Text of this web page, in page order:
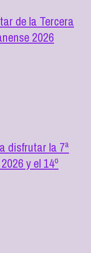
de la Tercera
2026
disfrutar la 7ª
y el 14º